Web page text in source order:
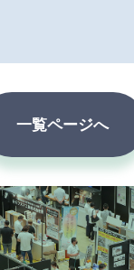
一覧ページへ